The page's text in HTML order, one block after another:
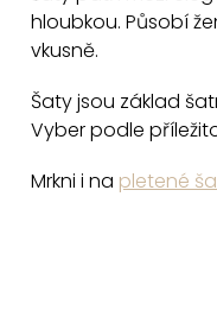
hloubkou. Působí
vkusně.
Šaty jsou základ
Vyber podle
Mrkni i na pletené